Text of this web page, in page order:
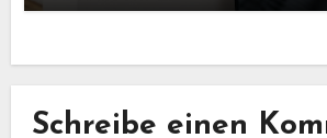
Schreibe einen